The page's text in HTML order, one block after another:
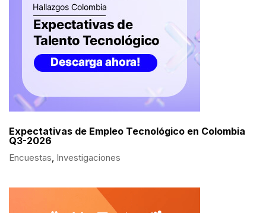
Expectativas de Empleo Tecnológico en Colombia
Q3-2026
Encuestas, Investigaciones